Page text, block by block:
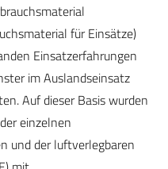
für Einsätze)
Einsatzerfahrungen
im Auslandseinsatz
Auf dieser Basis wurden
einzelnen
und der luftverlegbaren